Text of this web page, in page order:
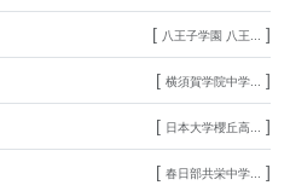
[ 八王子学園 八王... ]
[ 横須賀学院中学... ]
[ 日本大学櫻丘高... ]
[ 春日部共栄中学... ]